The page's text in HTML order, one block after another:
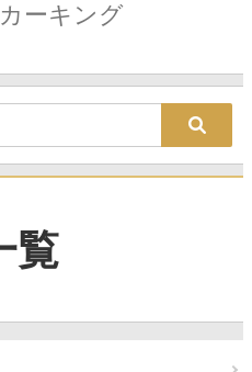
ーキング
覧